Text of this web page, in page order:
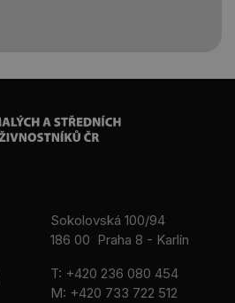
Sokolovská 100/94
186 00 Praha 8 - Karlín
T: +420 236 080 454
M: +420 733 722 512